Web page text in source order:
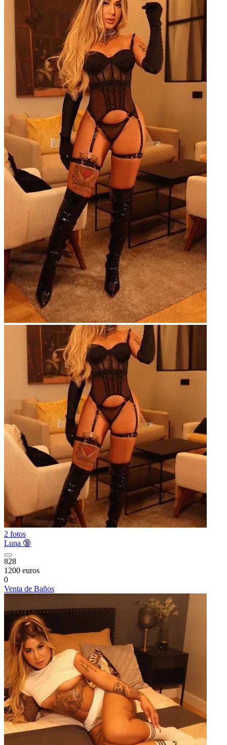
2 fotos
Luna 🔞
828
1200 euros
0
Venta de Baños